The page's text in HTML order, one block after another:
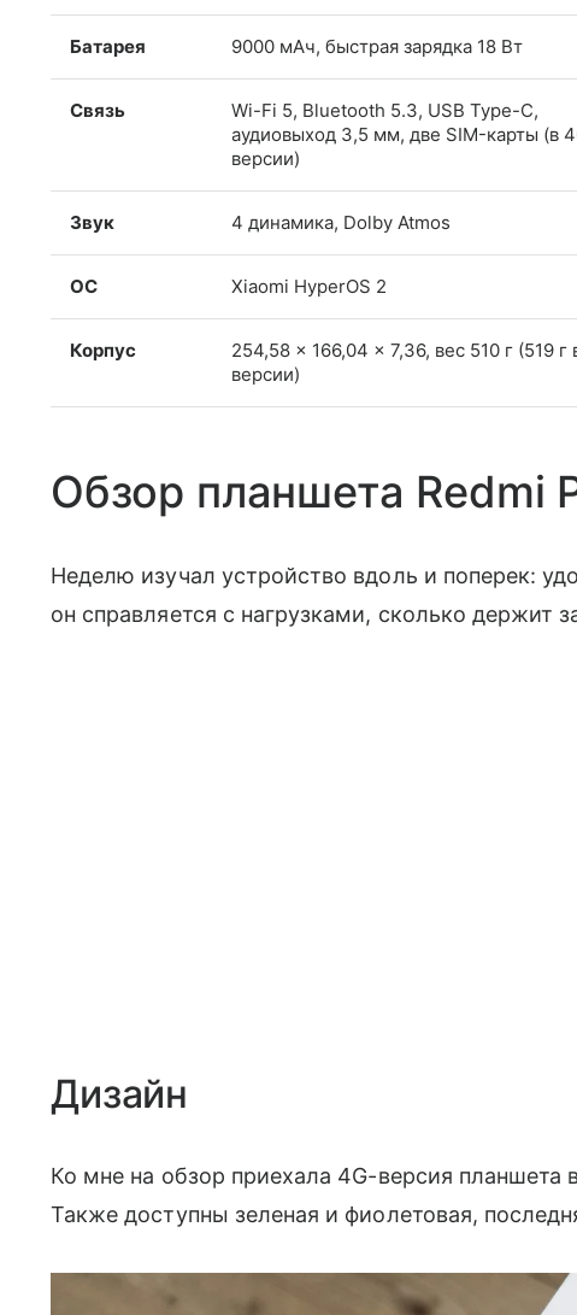
Батарея 9000 мАч, быстрая зарядка 18 Вт
Связь
Wi-Fi 5, Bluetooth 5.3, USB Type-C,
аудиовыход 3,5 мм, две SIM-карты (в
версии)
Звук 4 динамика, Dolby Atmos
ОС Xiaomi HyperOS 2
Корпус
254,58 × 166,04 × 7,36, вес 510 г (519 г
версии)
Обзор планшета Redmi
Неделю изучал устройство вдоль и поперек:
он справляется с нагрузками, сколько
Дизайн
Ко мне на обзор приехала 4G-версия планшета
Также доступны зеленая и фиолетовая,